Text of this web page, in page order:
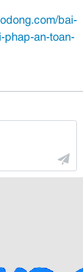
bai-
phap-an-toan-